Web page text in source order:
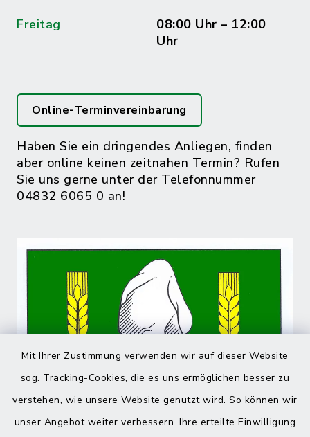
Mit Ihrer Zustimmung verwenden wir auf dieser Website
sog. Tracking-Cookies, die es uns ermöglichen besser zu
verstehen, wie unsere Website genutzt wird. So können wir
unser Angebot weiter verbessern. Ihre erteilte Einwilligung
Freitag
08:00 Uhr – 12:00
Uhr
Online-Terminvereinbarung
Haben Sie ein dringendes Anliegen, finden
aber online keinen zeitnahen Termin? Rufen
Sie uns gerne unter der Telefonnummer
04832 6065 0 an!